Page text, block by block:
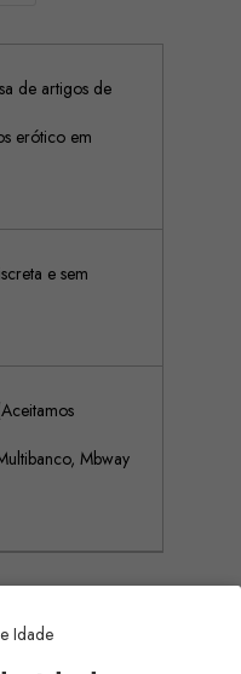
de artigos de
erótico em
e sem
Mbway
do produto